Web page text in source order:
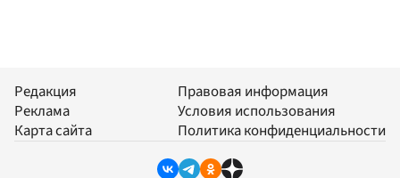
Редакция
Реклама
Карта сайта
Правовая информация
Условия использования
Политика конфиденциальности